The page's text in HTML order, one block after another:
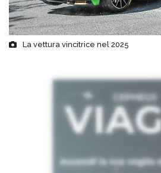
La vettura vincitrice nel 2025